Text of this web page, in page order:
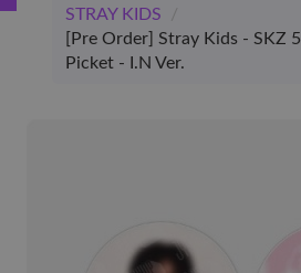
(Winkel)
STRAY KIDS
/
[Pre Order] Stray Kids - SKZ
Picket - I.N Ver.